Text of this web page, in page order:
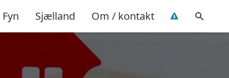
Fyn Sjælland Om / kontakt